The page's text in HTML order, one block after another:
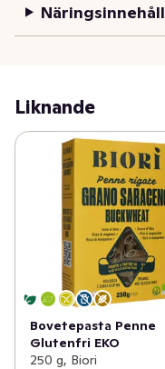
Näringsinnehåll
Liknande
Bovetepasta Penne
Glutenfri EKO
250 g, Biori